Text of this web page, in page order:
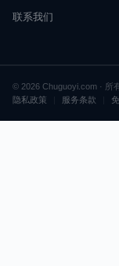
联系我们
© 2026 Chuguoyi.com · 所
隐私政策
服务条款